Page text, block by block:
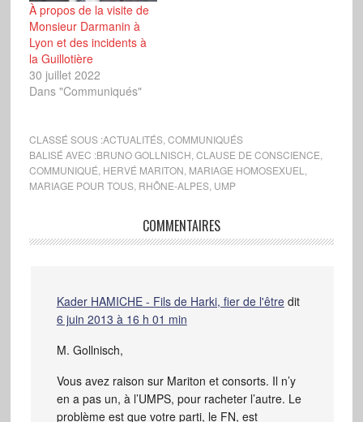
À propos de la visite de
Monsieur Darmanin à
Lyon et des incidents à
la Guillotière
30 juillet 2022
Dans "Communiqués"
CLASSÉ SOUS :ACTUALITÉS, COMMUNIQUÉS
BALISÉ AVEC :BRUNO GOLLNISCH CLAUSE DE CONSCIENCE
COMMUNIQUÉ HERVÉ MARITON MARIAGE HOMOSEXUEL
MARIAGE POUR TOUS, RHÔNE-ALPES, UMP
COMMENTAIRES
Kader HAMICHE - Fils de Harki, fier de l'être dit
6 juin 2013 à 16 h 01 min
M. Gollnisch,
Vous avez raison sur Mariton et consorts. Il n’y
en a pas un, à l’UMPS, pour racheter l’autre. Le
problème est que votre parti, le FN, est